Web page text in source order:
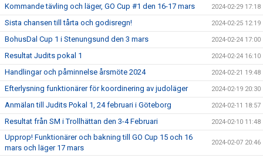
Kommande tävling och läger, GO Cup #1 den 16-17 mars 2024-02-29 17:18
Sista chansen till tårta och godisregn! 2024-02-25 12:19
BohusDal Cup 1 i Stenungsund den 3 mars 2024-02-24 17:00
Resultat Judits pokal 1 2024-02-24 16:10
Handlingar och påminnelse årsmöte 2024 2024-02-21 19:48
Efterlysning funktionärer för koordinering av judoläger 2024-02-19 20:30
Anmälan till Judits Pokal 1, 24 februari i Göteborg 2024-02-11 18:57
Resultat från SM i Trollhättan den 3-4 Februari 2024-02-10 11:48
Upprop! Funktionärer och bakning till GO Cup 15 och 16
mars och läger 17 mars
2024-02-07 20:46